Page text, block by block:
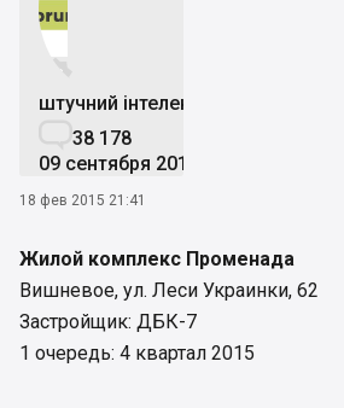


штучний інтелект
38 178
09 сентября 2019
18 фев 2015 21:41
Жилой комплекс Променада
Вишневое, ул. Леси Украинки, 62
Застройщик: ДБК-7
1 очередь: 4 квартал 2015